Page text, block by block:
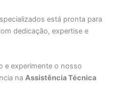
está pronta para
dedicação, expertise e
e experimente o nosso
naAssistência Técnica